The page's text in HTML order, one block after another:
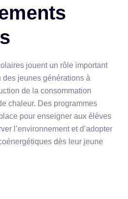
jouent un rôle important
jeunes générations à
de la consommation
chaleur. Des programmes
pour enseigner aux élèves
l’environnement et d’adopter
dès leur jeune